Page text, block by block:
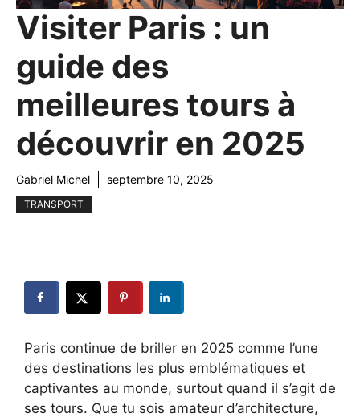
Visiter Paris : un
guide des
meilleures tours à
découvrir en 2025
Gabriel Michel septembre 10, 2025
TRANSPORT
Paris continue de briller en 2025 comme l’une
des destinations les plus emblématiques et
captivantes au monde, surtout quand il s’agit de
ses tours. Que tu sois amateur d’architecture,